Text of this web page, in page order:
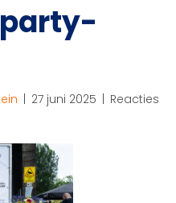
| 27 juni 2025 | Reacties